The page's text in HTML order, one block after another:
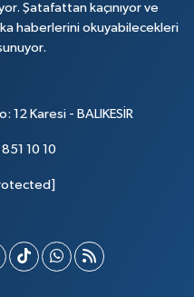
Şatafattan kaçınıyor ve
haberlerini okuyabilecekleri
12 Karesi - BALIKESİR
10 10